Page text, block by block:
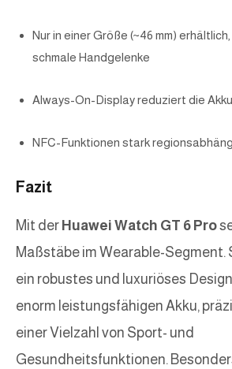
Nur in einer Größe (~46 mm)
schmale Handgelenke
Always-On-Display reduziert die
NFC-Funktionen stark
Fazit
Mit der Huawei Watch GT 6 Pro
Maßstäbe im Wearable-Segment.
ein robustes und luxuriöses
enorm leistungsfähigen Akku,
einer Vielzahl von Sport- und
Gesundheitsfunktionen.